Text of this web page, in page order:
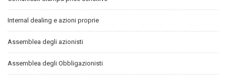
Internal dealing e azioni proprie
Assemblea degli azionisti
Assemblea degli Obbligazionisti